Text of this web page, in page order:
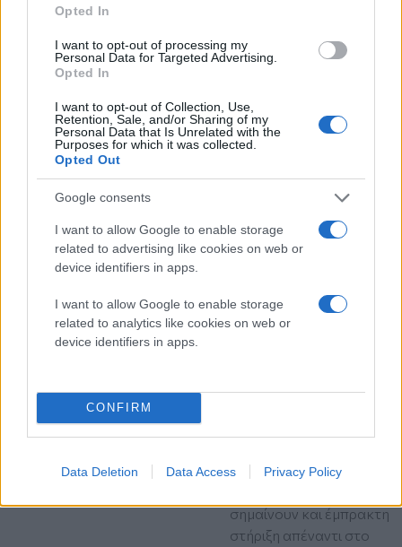
Opted In
I want to opt-out of processing my
Personal Data for Targeted Advertising.
Opted In
I want to opt-out of Collection, Use,
Retention, Sale, and/or Sharing of my
Personal Data that Is Unrelated with the
Purposes for which it was collected.
Opted Out
Google consents
I want to allow Google to enable storage
related to advertising like cookies on web or
device identifiers in apps.
I want to allow Google to enable storage
related to analytics like cookies on web or
device identifiers in apps.
CONFIRM
Data Deletion Data Access Privacy Policy
Διαβάστε περισσότερα
Αυτοκτόνησε 12χρονος
στα Κάτω Πατήσια -
Εξετάζουν αν οφείλεται
σε παιχνίδι του TikTok
βρέθηκε απαγχονισμένος
στο δωμάτιό του
Στεγαστικό επίδομα σε
Σ. Ζαχαράκη: Οι ίσες
σημαίνουν και έμπρακτη
στήριξη απέναντι στο